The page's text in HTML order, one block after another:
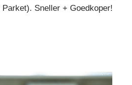
Sneller + Goedkoper!